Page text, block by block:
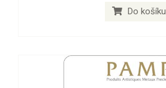
Do košíku